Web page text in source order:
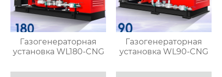
Газогенераторная
установка WL180-CNG
Газогенераторная
установка WL90-CNG